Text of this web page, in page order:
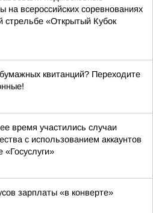
на всероссийских соревнованиях
стрельбе «Открытый Кубок
квитанций? Переходите
время участились случаи
с использованием аккаунтов
«Госуслуги»
зарплаты «в конверте»